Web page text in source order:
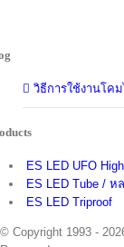
วิธีการใช้งานโค
ES LED UFO
ES LED Tube /
ES LED Triproof
© Copyright 1993 -